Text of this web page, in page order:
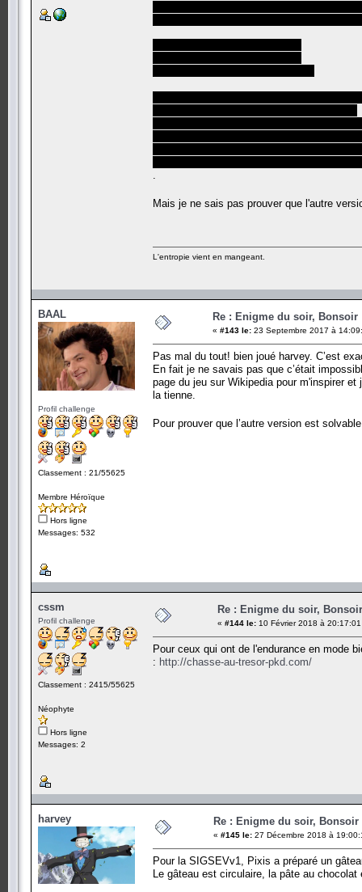
Mais je ne sais pas prouver que l'autre
L'entropie vient en mangeant.
BAAL
Profil challenge
Classement : 21/55625
Membre Héroïque
Hors ligne
Messages: 532
Re : Enigme du soir, Bonsoir
« #143 le: 23 Septembre 2017 à
Pas mal du tout! bien joué harvey. C’est
En fait je ne savais pas que c’était
page du jeu sur Wikipedia pour m'inspirer
la tienne.
Pour prouver que l’autre version est
cssm
Profil challenge
Classement : 2415/55625
Néophyte
Hors ligne
Messages: 2
Re : Enigme du soir,
« #144 le: 10 Février 2018 à
Pour ceux qui ont de l'endurance en mode
: http://chasse-au-tresor-pkd.com/
harvey Re : Enigme du soir, Bonsoir
« #145 le: 27 Décembre 2018 à
Pour la SIGSEVv1, Pixis a préparé un
Le gâteau est circulaire, la pâte au